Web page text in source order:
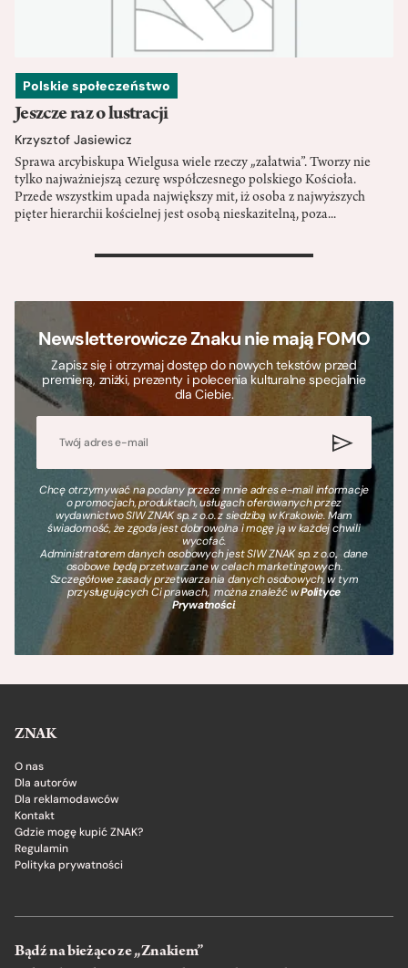
Polskie społeczeństwo
Jeszcze raz o lustracji
Krzysztof Jasiewicz
Sprawa arcybiskupa Wielgusa wiele rzeczy „załatwia”. Tworzy nie
tylko najważniejszą cezurę współczesnego polskiego Kościoła.
Przede wszystkim upada największy mit, iż osoba z najwyższych
pięter hierarchii kościelnej jest osobą nieskazitelną, poza...
>
Newsletterowicze Znaku nie mają FOMO
Zapisz się i otrzymaj dostęp do nowych tekstów przed
premierą, zniżki, prezenty i polecenia kulturalne specjalnie
dla Ciebie.
Chcę otrzymywać na podany przeze mnie adres e-mail informacje
o promocjach, produktach, usługach oferowanych przez
wydawnictwo SIW ZNAK sp. z o.o. z siedzibą w Krakowie. Mam
świadomość, że zgoda jest dobrowolna i mogę ją w każdej chwili
wycofać.
Administratorem danych osobowych jest SIW ZNAK sp. z o.o., dane
osobowe będą przetwarzane w celach marketingowych.
Szczegółowe zasady przetwarzania danych osobowych, w tym
przysługujących Ci prawach, można znaleźć wPolityce
Prywatności.
ZNAK
O nas
Dla autorów
Dla reklamodawców
Kontakt
Gdzie mogę kupić ZNAK?
Regulamin
Polityka prywatności
Bądź na bieżąco ze „Znakiem”